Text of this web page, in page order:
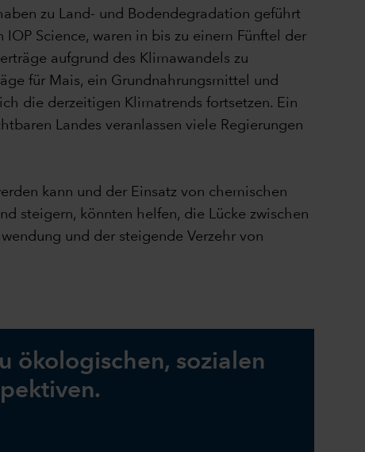
zu Land- und Bodendegradation geführt
Science, waren in bis zu einem Fünftel der
aufgrund des Klimawandels zu
für Mais, ein Grundnahrungsmittel und
die derzeitigen Klimatrends fortsetzen. Ein
Landes veranlassen viele Regierungen
kann und der Einsatz von chemischen
steigern, könnten helfen, die Lücke zwischen
und der steigende Verzehr von
ökologischen, sozialen